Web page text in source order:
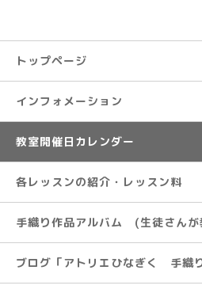
トップページ
インフォメーション
教室開催日カレンダー
各レッスンの紹介・レッスン料
手織り作品アルバム (生徒さん
ブログ「アトリエひなぎく 手織